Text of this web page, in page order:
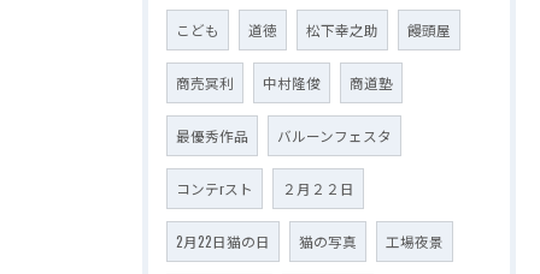
こども 道徳 松下幸之助 饅頭屋
商売冥利 中村隆俊 商道塾
最優秀作品 バルーンフェスタ
コンテrスト ２月２２日
2月22日猫の日 猫の写真 工場夜景